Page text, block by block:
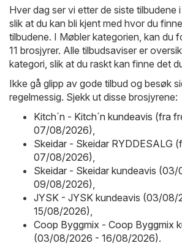
Hver dag ser vi etter de siste tilbudene
slik at du kan bli kjent med hvor du
tilbudene. I Møbler kategorien, kan du
11 brosjyrer. Alle tilbudsaviser er
kategori, slik at du raskt kan finne det
Ikke gå glipp av gode tilbud og besøk
regelmessig. Sjekk ut disse brosjyrene:
Kitch´n - Kitch´n kundeavis (fra
07/08/2026),
Skeidar - Skeidar RYDDESALG
07/08/2026),
Skeidar - Skeidar kundeavis
09/08/2026),
JYSK - JYSK kundeavis (03/08/
15/08/2026),
Coop Byggmix - Coop Byggmix
(03/08/2026 - 16/08/2026).